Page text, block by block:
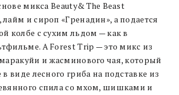
микса Beauty& The Beast
и сироп «Гренадин», а подается
колбе с сухим льдом — как в
А Forest Trip — это микс из
и жасминового чая, который
виде лесного гриба на подставке из
спила со мхом, шишками и